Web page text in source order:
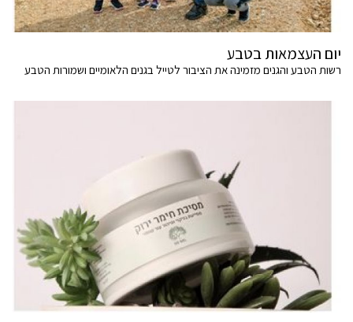
יום העצמאות בטבע
רשות הטבע והגנים מזמינה את הציבור לטייל בגנים הלאומיים ושמורות הטבע